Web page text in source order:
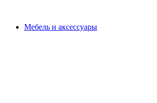
Мебель и аксессуары